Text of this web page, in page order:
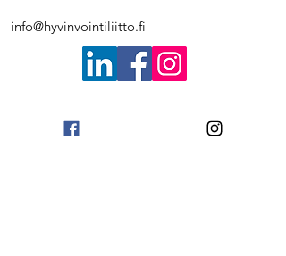
info@hyvinvointiliitto.fi
Lue lisää: